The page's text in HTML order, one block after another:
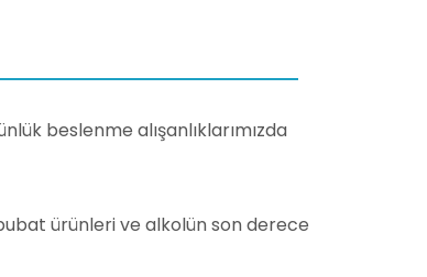
beslenme alışanlıklarımızda
ürünleri ve alkolün son derece